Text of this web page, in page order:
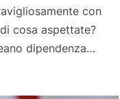
con
cosa aspettate?
dipendenza…